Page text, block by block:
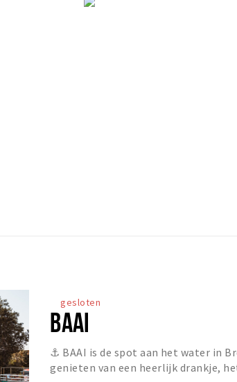
gesloten
BAAI
⚓ BAAI is de spot aan het water in
genieten van een heerlijk drankje,